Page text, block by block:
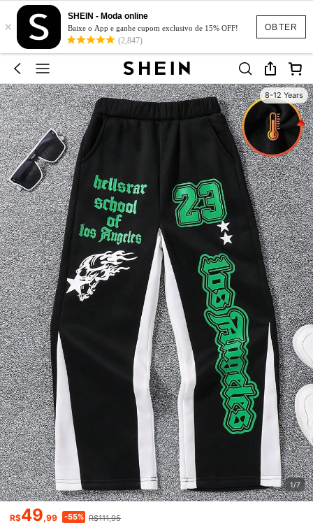
OBTER
×
SHEIN - Moda online
Baixe o App e ganhe cupom exclusivo de 15% OFF!
(2,847)
8-12 Years
1/7
R$49,99 -55% R$111,95